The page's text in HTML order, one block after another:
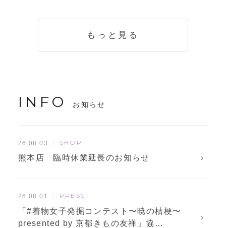
もっと見る
INFO お知らせ
26.08.03 SHOP
熊本店 臨時休業延長のお知らせ
26.08.01 PRESS
「#着物女子発掘コンテスト〜暁の桔梗〜
presented by 京都きもの友禅」協…